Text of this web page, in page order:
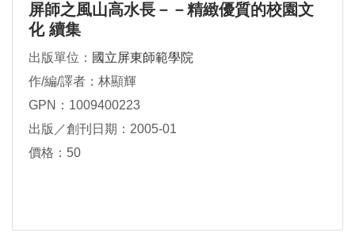
屏師之風山高水長－－精緻優質的校園文
化 續集
出版單位： 國立屏東師範學院
作/編/譯者：林顯輝
GPN：1009400223
出版／創刊日期：2005-01
價格：50